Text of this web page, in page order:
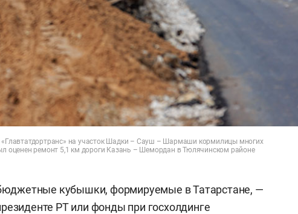
«Главтатдортранс» на участок Шадки – Сауш – Шармаши кормилицы многих
оценен ремонт 5,1 км дороги Казань – Шемордан в Тюлячинском районе
кубышки, формируемые в Татарстане, —
РТ или фонды при госхолдинге